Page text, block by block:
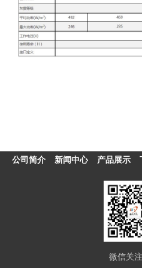
公司简介 新闻中心 产品展示
微信关